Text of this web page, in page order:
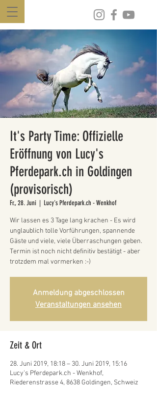
It's Party Time: Offizielle
Eröffnung von Lucy's
Pferdepark.ch in Goldingen
(provisorisch)
Fr., 28. Juni
  |
Lucy's Pferdepark.ch - Wenkhof
Wir lassen es 3 Tage lang krachen - Es wird
unglaublich tolle Vorführungen, spannende
Gäste und viele, viele Überraschungen geben.
Termin ist noch nicht definitiv bestätigt - aber
trotzdem mal vormerken :-)
Anmeldung abgeschlossen
Veranstaltungen ansehen
Zeit & Ort
28. Juni 2019, 18:18 – 30. Juni 2019, 15:16
Lucy's Pferdepark.ch - Wenkhof,
Riederenstrasse 4, 8638 Goldingen, Schweiz